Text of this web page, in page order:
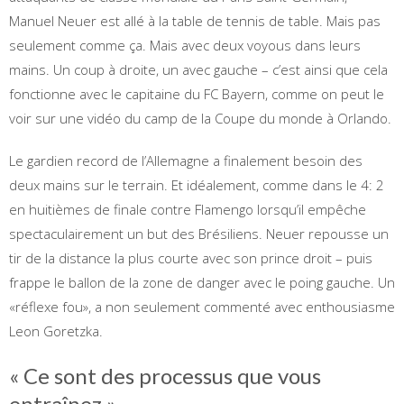
Manuel Neuer est allé à la table de tennis de table. Mais pas
seulement comme ça. Mais avec deux voyous dans leurs
mains. Un coup à droite, un avec gauche – c’est ainsi que cela
fonctionne avec le capitaine du FC Bayern, comme on peut le
voir sur une vidéo du camp de la Coupe du monde à Orlando.
Le gardien record de l’Allemagne a finalement besoin des
deux mains sur le terrain. Et idéalement, comme dans le 4: 2
en huitièmes de finale contre Flamengo lorsqu’il empêche
spectaculairement un but des Brésiliens. Neuer repousse un
tir de la distance la plus courte avec son prince droit – puis
frappe le ballon de la zone de danger avec le poing gauche. Un
«réflexe fou», a non seulement commenté avec enthousiasme
Leon Goretzka.
« Ce sont des processus que vous